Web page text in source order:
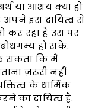
या आशय क्या हो
इस दायित्व से
कर रहा है उस पर
हो सके.
सकता कि मैं
ज़रूरी नहीं
के धार्मिक
का दायित्व है.